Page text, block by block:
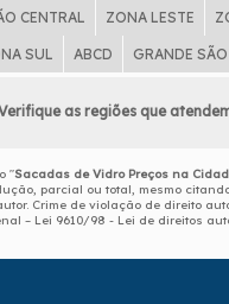
CENTRAL ZONA LESTE
SUL ABCD GRANDE
as regiões que
"Sacadas de Vidro Preços na
parcial ou total, mesmo
Crime de violação de direito
– Lei 9610/98 - Lei de direitos